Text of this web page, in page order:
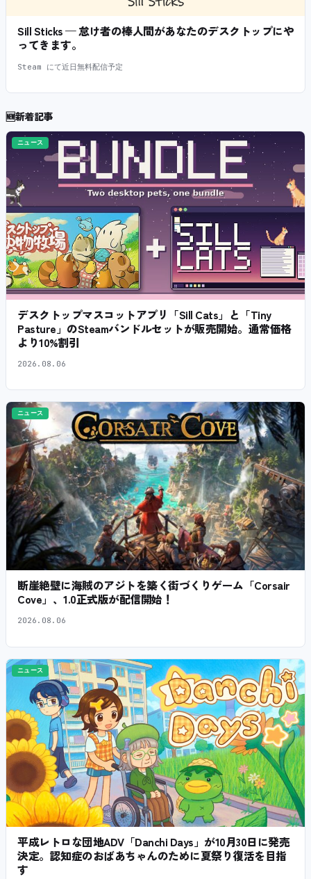
Sill Sticks — 怠け者の棒人間があなたのデスクトップにや
ってきます。
Steam にて近日無料配信予定
🆕新着記事
ニュース
デスクトップマスコットアプリ「Sill Cats」と「Tiny
Pasture」のSteamバンドルセットが販売開始。通常価格
より10%割引
2026.08.06
ニュース
断崖絶壁に海賊のアジトを築く街づくりゲーム「Corsair
Cove」、1.0正式版が配信開始！
2026.08.06
ニュース
平成レトロな団地ADV「Danchi Days」が10月30日に発売
決定。認知症のおばあちゃんのために夏祭り復活を目指
す